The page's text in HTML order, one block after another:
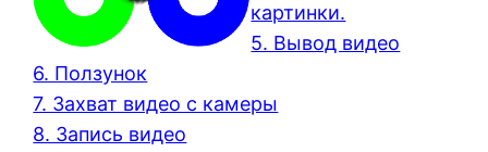
картинки.
5. Вывод видео
6. Ползунок
7. Захват видео с камеры
8. Запись видео